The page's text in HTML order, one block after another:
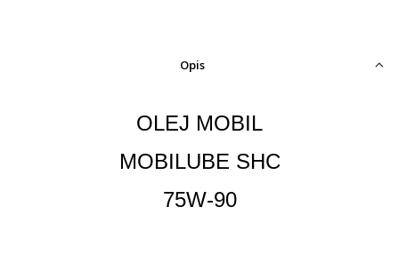
Opis
OLEJ MOBIL
MOBILUBE SHC
75W-90